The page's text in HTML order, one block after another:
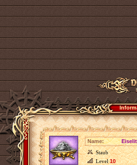
Name:
Staub
Level10